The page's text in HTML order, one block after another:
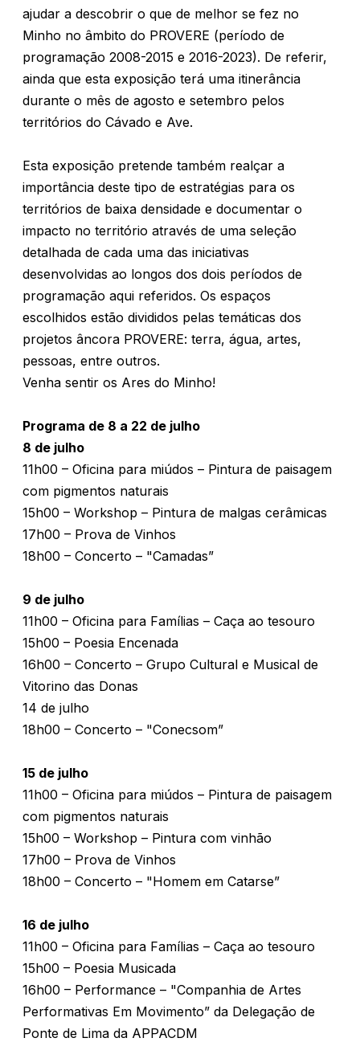
ajudar a descobrir o que de melhor se fez no
Minho no âmbito do PROVERE (período de
programação 2008-2015 e 2016-2023). De referir,
ainda que esta exposição terá uma itinerância
durante o mês de agosto e setembro pelos
territórios do Cávado e Ave.
Esta exposição pretende também realçar a
importância deste tipo de estratégias para os
territórios de baixa densidade e documentar o
impacto no território através de uma seleção
detalhada de cada uma das iniciativas
desenvolvidas ao longos dos dois períodos de
programação aqui referidos. Os espaços
escolhidos estão divididos pelas temáticas dos
projetos âncora PROVERE: terra, água, artes,
pessoas, entre outros.
Venha sentir os Ares do Minho!
Programa de 8 a 22 de julho
8 de julho
11h00 – Oficina para miúdos – Pintura de paisagem
com pigmentos naturais
15h00 – Workshop – Pintura de malgas cerâmicas
17h00 – Prova de Vinhos
18h00 – Concerto – "Camadas”
9 de julho
11h00 – Oficina para Famílias – Caça ao tesouro
15h00 – Poesia Encenada
16h00 – Concerto – Grupo Cultural e Musical de
Vitorino das Donas
14 de julho
18h00 – Concerto – "Conecsom”
15 de julho
11h00 – Oficina para miúdos – Pintura de paisagem
com pigmentos naturais
15h00 – Workshop – Pintura com vinhão
17h00 – Prova de Vinhos
18h00 – Concerto – "Homem em Catarse”
16 de julho
11h00 – Oficina para Famílias – Caça ao tesouro
15h00 – Poesia Musicada
16h00 – Performance – "Companhia de Artes
Performativas Em Movimento” da Delegação de
Ponte de Lima da APPACDM